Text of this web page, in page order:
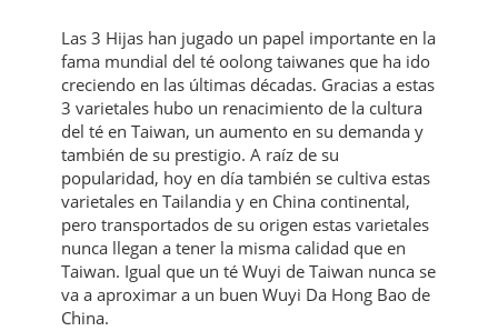
Las 3 Hijas han jugado un papel importante en la
fama mundial del té oolong taiwanes que ha ido
creciendo en las últimas décadas. Gracias a estas
3 varietales hubo un renacimiento de la cultura
del té en Taiwan, un aumento en su demanda y
también de su prestigio. A raíz de su
popularidad, hoy en día también se cultiva estas
varietales en Tailandia y en China continental,
pero transportados de su origen estas varietales
nunca llegan a tener la misma calidad que en
Taiwan. Igual que un té Wuyi de Taiwan nunca se
va a aproximar a un buen Wuyi Da Hong Bao de
China.